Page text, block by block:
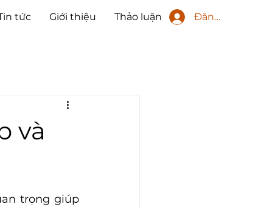
tức Giới thiệu Thảo luận Đăng nhập
và
trọng giúp